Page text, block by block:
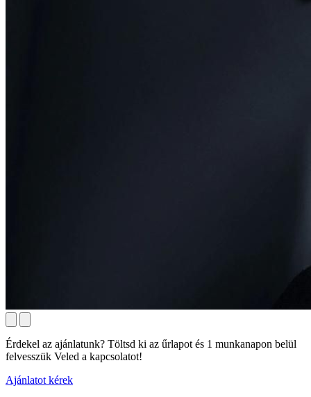
Érdekel az ajánlatunk? Töltsd ki az űrlapot és 1 munkanapon belül
felvesszük Veled a kapcsolatot!
Ajánlatot kérek